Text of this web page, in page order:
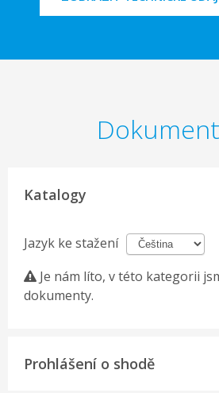
Katalogy
Jazyk ke stažení
Je nám líto, v této kategorii
dokumenty.
Prohlášení o shodě